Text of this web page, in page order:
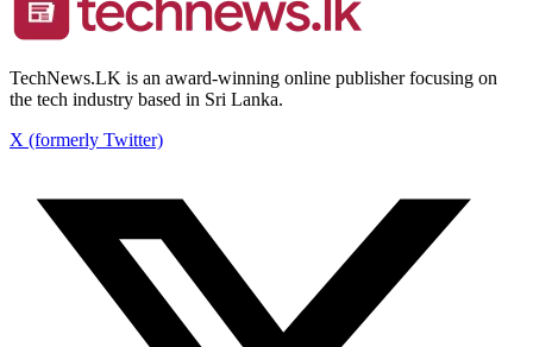
TechNews.LK is an award-winning online publisher focusing on
the tech industry based in Sri Lanka.
X (formerly Twitter)